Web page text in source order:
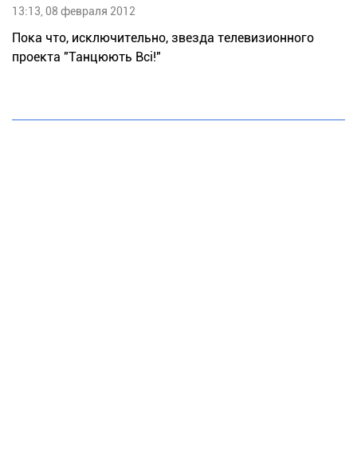
13:13, 08 февраля 2012
Пока что, исключительно, звезда телевизионного
проекта "Танцюють Всі!"